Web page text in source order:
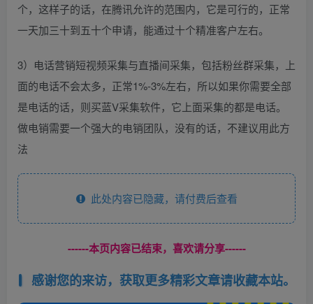
个，这样子的话，在腾讯允许的范围内，它是可行的，正常
一天加三十到五十个申请，能通过十个精准客户左右。
3）电话营销短视频采集与直播间采集，包括粉丝群采集，上
面的电话不会太多，正常1%-3%左右，所以如果你需要全部
是电话的话，则买蓝V采集软件，它上面采集的都是电话。
做电销需要一个强大的电销团队，没有的话，不建议用此方
法
此处内容已隐藏，请付费后查看
------本页内容已结束，喜欢请分享------
感谢您的来访，获取更多精彩文章请收藏本站。